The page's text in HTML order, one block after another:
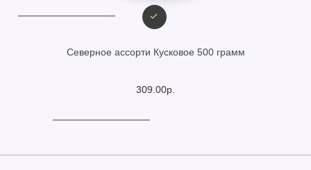
Северное ассорти Кусковое 500 грамм
309.00р.